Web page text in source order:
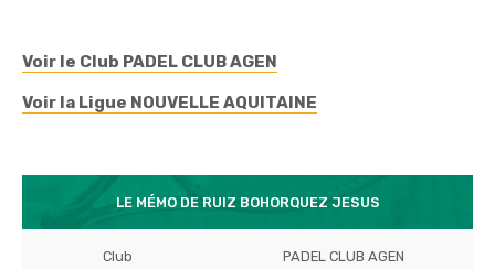
Voir le Club PADEL CLUB AGEN
Voir la Ligue NOUVELLE AQUITAINE
LE MÉMO DE RUIZ BOHORQUEZ JESUS
Club PADEL CLUB AGEN